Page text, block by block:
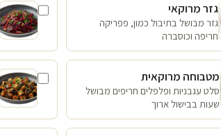
גזר מרוקאי
גזר מבושל בתיבול כמון, פפריקה
חריפה וכוסברה
מטבוחה מרוקאית
סלט עגבניות ופלפלים חריפים מבושל
שעות בבישול ארוך